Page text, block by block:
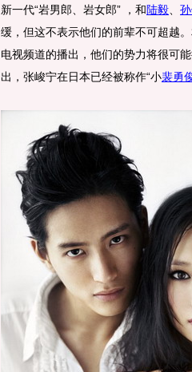
新一代“岩男郎、岩女郎” ，和陆毅
缓，但这不表示他们的前辈不可超越
电视频道的播出，他们的势力将很可
出，张峻宁在日本已经被称作“小裴勇